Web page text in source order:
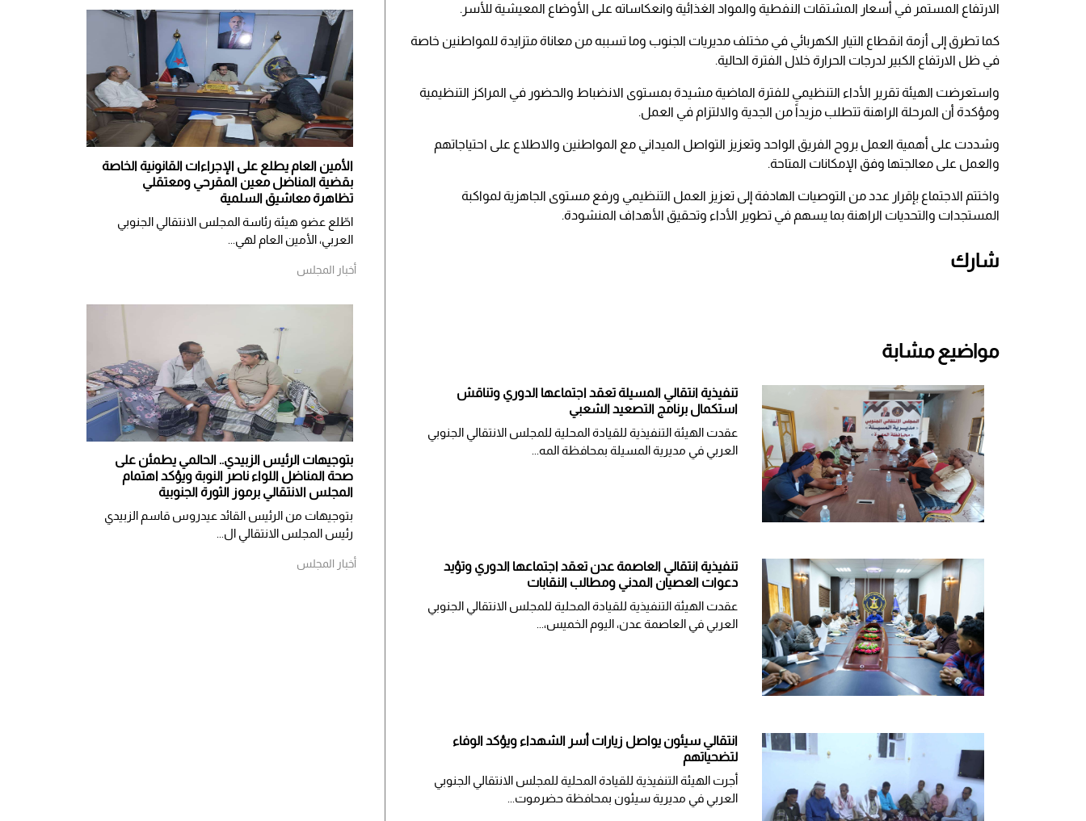
الارتفاع المستمر في أسعار المشتقات النفطية والمواد الغذائية وانعكاساته على الأوضاع المعيشية للأسر.
كما تطرق إلى أزمة انقطاع التيار الكهربائي في مختلف مديريات الجنوب وما تسببه من معاناة متزايدة للمواطنين خاصة
في ظل الارتفاع الكبير لدرجات الحرارة خلال الفترة الحالية.
واستعرضت الهيئة تقرير الأداء التنظيمي للفترة الماضية مشيدة بمستوى الانضباط والحضور في المراكز التنظيمية
ومؤكدة أن المرحلة الراهنة تتطلب مزيداً من الجدية والالتزام في العمل.
وشددت على أهمية العمل بروح الفريق الواحد وتعزيز التواصل الميداني مع المواطنين والاطلاع على احتياجاتهم
والعمل على معالجتها وفق الإمكانات المتاحة.
واختتم الاجتماع بإقرار عدد من التوصيات الهادفة إلى تعزيز العمل التنظيمي ورفع مستوى الجاهزية لمواكبة
المستجدات والتحديات الراهنة بما يسهم في تطوير الأداء وتحقيق الأهداف المنشودة.
شارك
مواضيع مشابة
تنفيذية انتقالي المسيلة تعقد اجتماعها الدوري وتناقش
استكمال برنامج التصعيد الشعبي
عقدت الهيئة التنفيذية للقيادة المحلية للمجلس الانتقالي الجنوبي
العربي في مديرية المسيلة بمحافظة المه...
تنفيذية انتقالي العاصمة عدن تعقد اجتماعها الدوري وتؤيد
دعوات العصيان المدني ومطالب النقابات
​عقدت الهيئة التنفيذية للقيادة المحلية للمجلس الانتقالي الجنوبي
العربي في العاصمة عدن، اليوم الخميس،...
انتقالي سيئون يواصل زيارات أسر الشهداء ويؤكد الوفاء
لتضحياتهم
أجرت الهيئة التنفيذية للقيادة المحلية للمجلس الانتقالي الجنوبي
العربي في مديرية سيئون بمحافظة حضرموت...
الأمين العام يطلع على الإجراءات القانونية الخاصة
بقضية المناضل معين المقرحي ومعتقلي
تظاهرة معاشيق السلمية
اطّلع عضو هيئة رئاسة المجلس الانتقالي الجنوبي
العربي، الأمين العام لهي...
أخبار المجلس
بتوجيهات الرئيس الزبيدي.. الحالمي يطمئن على
صحة المناضل اللواء ناصر النوبة ويؤكد اهتمام
المجلس الانتقالي برموز الثورة الجنوبية
بتوجيهات من الرئيس القائد عيدروس قاسم الزبيدي
رئيس المجلس الانتقالي ال...
أخبار المجلس